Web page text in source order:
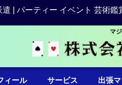
| パーティー イベント 芸術鑑
マ
ィール サービス 出張